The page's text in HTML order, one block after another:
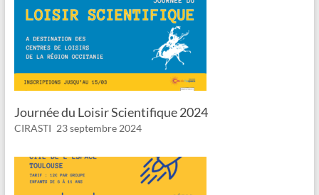
Journée du Loisir Scientifique 2024
CIRASTI 23 septembre 2024